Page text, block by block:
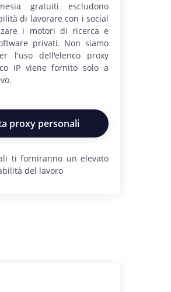
gratuiti escludono
di lavorare con i social
i motori di ricerca e
privati. Non siamo
l'uso dell'elenco proxy
IP viene fornito solo a
proxy personali
ti forniranno un elevato
del lavoro